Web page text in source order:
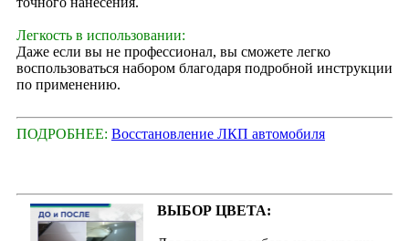
Легкость в использовании:
Даже если вы не профессионал, вы сможете легко
воспользоваться набором благодаря подробной инструкции
по применению.
ПОДРОБНЕЕ: Восстановление ЛКП автомобиля
ВЫБОР ЦВЕТА: